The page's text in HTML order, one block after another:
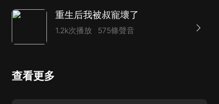
重生后我被叔寵壞了
1.2k次播放 575條聲音
查看更多